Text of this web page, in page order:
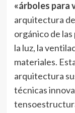
«árboles para
arquitectura
orgánico de
la luz, la
materiales.
arquitectura
técnicas